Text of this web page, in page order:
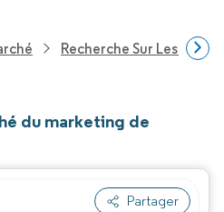
Recherche Sur Les
du marketing de
Partager